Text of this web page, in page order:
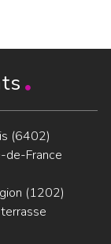
(6402)
de-France
(1202)